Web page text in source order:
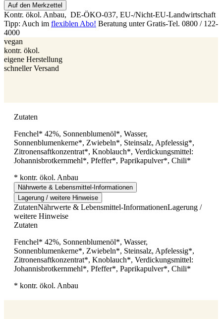
Auf den Merkzettel
Kontr. ökol. Anbau, DE-ÖKO-037, EU-/Nicht-EU-Landwirtschaft
Tipp: Auch im flexiblen Abo! Beratung unter Gratis-Tel. 0800 / 122-
4000
vegan
kontr. ökol.
eigene Herstellung
schneller Versand
Zutaten
Fenchel* 42%, Sonnenblumenöl*, Wasser,
Sonnenblumenkerne*, Zwiebeln*, Steinsalz, Apfelessig*,
Zitronensaftkonzentrat*, Knoblauch*, Verdickungsmittel:
Johannisbrotkernmehl*, Pfeffer*, Paprikapulver*, Chili*
* kontr. ökol. Anbau
Nährwerte & Lebensmittel-Informationen
Lagerung / weitere Hinweise
ZutatenNährwerte & Lebensmittel-InformationenLagerung /
weitere Hinweise
Zutaten
Fenchel* 42%, Sonnenblumenöl*, Wasser,
Sonnenblumenkerne*, Zwiebeln*, Steinsalz, Apfelessig*,
Zitronensaftkonzentrat*, Knoblauch*, Verdickungsmittel:
Johannisbrotkernmehl*, Pfeffer*, Paprikapulver*, Chili*
* kontr. ökol. Anbau